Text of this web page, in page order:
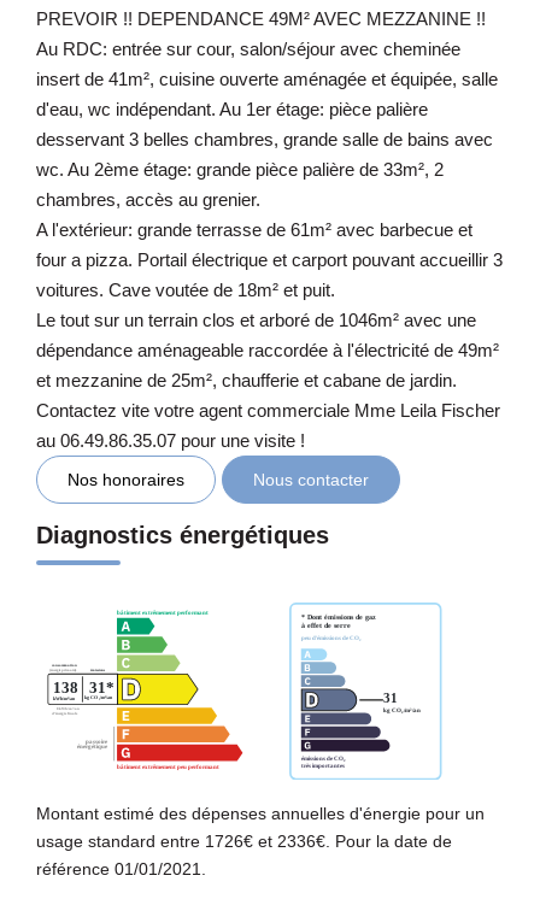
PREVOIR !! DEPENDANCE 49M² AVEC MEZZANINE !!
Au RDC: entrée sur cour, salon/séjour avec cheminée
insert de 41m², cuisine ouverte aménagée et équipée, salle
d'eau, wc indépendant. Au 1er étage: pièce palière
desservant 3 belles chambres, grande salle de bains avec
wc. Au 2ème étage: grande pièce palière de 33m², 2
chambres, accès au grenier.
A l'extérieur: grande terrasse de 61m² avec barbecue et
four a pizza. Portail électrique et carport pouvant accueillir 3
voitures. Cave voutée de 18m² et puit.
Le tout sur un terrain clos et arboré de 1046m² avec une
dépendance aménageable raccordée à l'électricité de 49m²
et mezzanine de 25m², chaufferie et cabane de jardin.
Contactez vite votre agent commerciale Mme Leila Fischer
au 06.49.86.35.07 pour une visite !
Nos honoraires Nous contacter
Diagnostics énergétiques
Montant estimé des dépenses annuelles d'énergie pour un
usage standard entre 1726€ et 2336€. Pour la date de
référence 01/01/2021.